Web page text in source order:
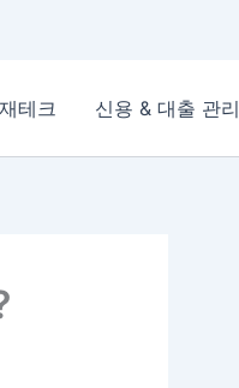
테크 신용 & 대출 관리